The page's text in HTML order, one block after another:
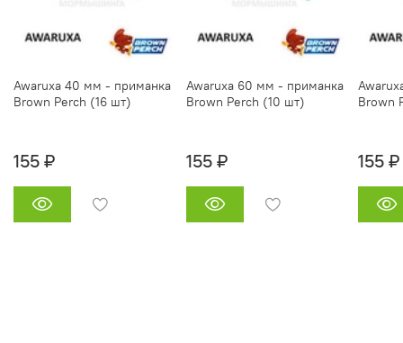
Awaruxa 40 мм - приманка
Brown Perch (16 шт)
155 ₽
Awaruxa 60 мм - приманка
Brown Perch (10 шт)
155 ₽
Brown
155 ₽